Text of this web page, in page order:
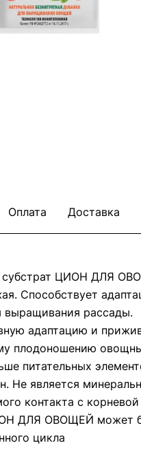
Оплата Доставка
субстрат ЦИОН ДЛЯ
Способствует
выращивания рассады.
адаптацию и
плодоношению
питательных
Не является
контакта с
ДЛЯ ОВОЩЕЙ может
цикла